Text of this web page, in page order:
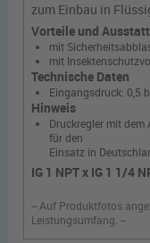
zum Einbau in
Vorteile und
mit
mit
Technische Daten
Eingangsdruck: 0,5
Hinweis
Druckregler mit
für den
Einsatz in
IG 1 NPT x IG 1 1/4
-- Auf Produktfotos
Leistungsumfang. --